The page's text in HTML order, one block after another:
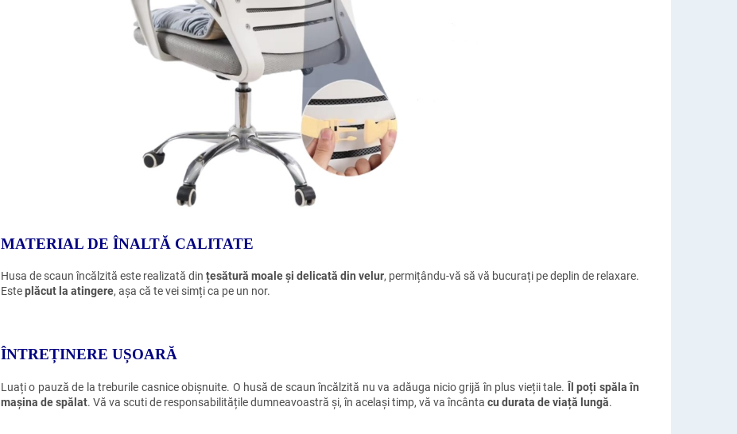
MATERIAL DE ÎNALTĂ CALITATE
Husa de scaun încălzită este realizată din țesătură moale și delicată din velur, permițându-vă să vă bucurați pe deplin de relaxare.
Esteplăcut la atingere, așa că te vei simți ca pe un nor.
ÎNTREȚINERE UȘOARĂ
Luați o pauză de la treburile casnice obișnuite. O husă de scaun încălzită nu va adăuga nicio grijă în plus vieții tale. Îl poți spăla în
mașina de spălat. Vă va scuti de responsabilitățile dumneavoastră și, în același timp, vă va încânta cu durata de viață lungă.